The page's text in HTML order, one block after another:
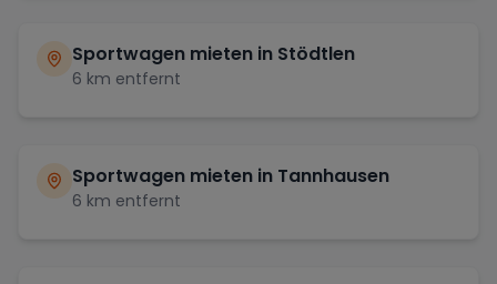
Sportwagen mieten in Stödtlen
6 km entfernt
Sportwagen mieten in Tannhausen
6 km entfernt